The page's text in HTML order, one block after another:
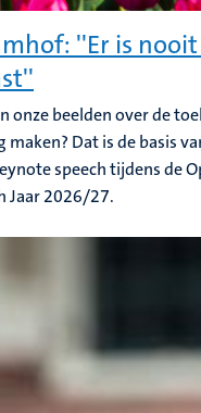
''Er is
onze beelden over de
maken? Dat is de basis
speech tijdens de
Jaar 2026/27.